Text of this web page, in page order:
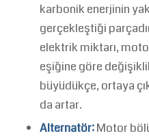
karbonik enerjinin
gerçekleştiği
elektrik miktarı,
eşiğine göre
büyüdükçe, ortaya
da artar.
Alternatör:Motor